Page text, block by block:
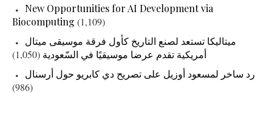
New Opportunities for AI Development via
Biocomputing (1,109)
ميتاليكا تستعد لصنع التاريخ كأول فرقة موسيقى ميتال
أمريكية تقدم عرضا موسيقيًا في السّعودية (1,050)
رد ساخر لمسعود أوزيل على تصريح دي كابريو حول أرسنال
(986)